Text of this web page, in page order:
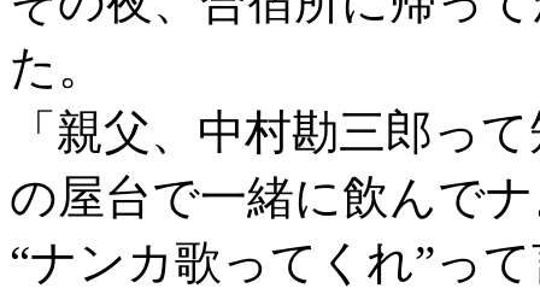
た。
「親父、中村勘三郎っ
の屋台で一緒に飲んで
“ナンカ歌ってくれ”っ